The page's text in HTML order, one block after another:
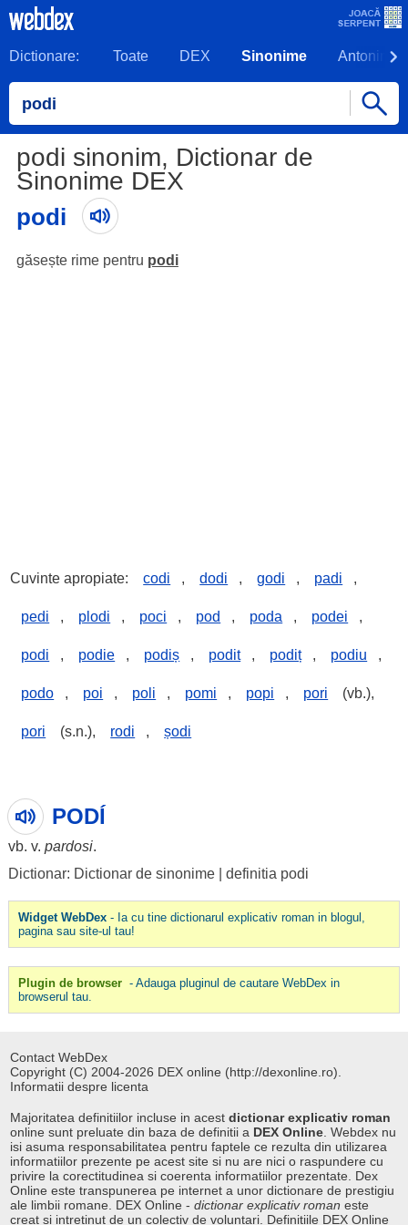
Dictionare: Toate DEX Sinonime Antonime
podi sinonim, Dictionar de
Sinonime DEX
podi
găsește rime pentru podi
Cuvinte apropiate: codi , dodi , godi , padi ,
pedi , plodi , poci , pod , poda , podei ,
podi , podie , podiș , podit , podiț , podiu ,
podo , poi , poli , pomi , popi , pori (vb.),
pori (s.n.), rodi , șodi
PODÍ
vb. v. pardosi.
Dictionar: Dictionar de sinonime| definitia podi
Widget WebDex- Ia cu tine dictionarul explicativ roman in blogul,
pagina sau site-ul tau!
Plugin de browser - Adauga pluginul de cautare WebDex in
browserul tau.
Contact WebDex
Copyright (C) 2004-2026 DEX online (http://dexonline.ro).
Informatii despre licenta
Majoritatea definitiilor incluse in acestdictionar explicativ roman
online sunt preluate din baza de definitii a DEX Online . Webdex nu
isi asuma responsabilitatea pentru faptele ce rezulta din utilizarea
informatiilor prezente pe acest site si nu are nici o raspundere cu
privire la corectitudinea si coerenta informatiilor prezentate. Dex
Online este transpunerea pe internet a unor dictionare de prestigiu
ale limbii romane. DEX Online -dictionar explicativ roman este
creat si intretinut de un colectiv de voluntari. Definitiile DEX Online